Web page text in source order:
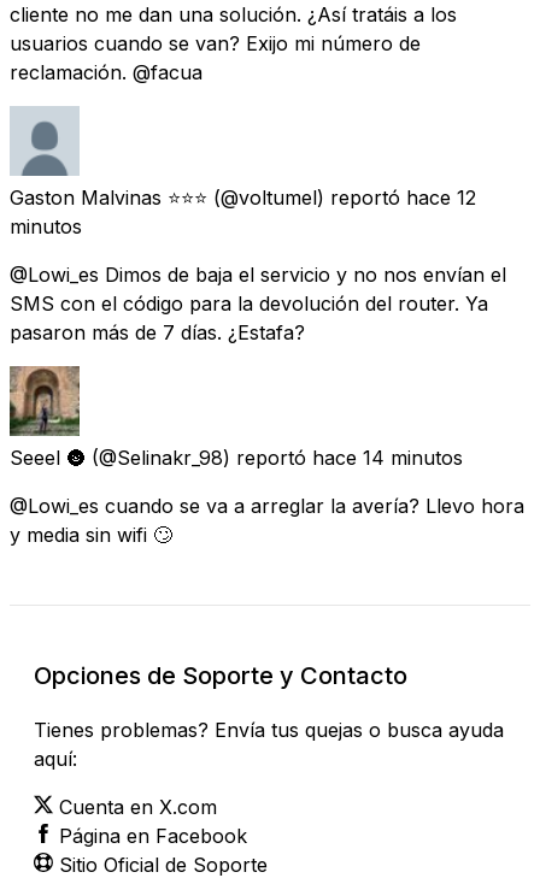
cliente no me dan una solución. ¿Así tratáis a los
usuarios cuando se van? Exijo mi número de
reclamación. @facua
Gaston Malvinas ⭐️⭐️⭐️ (@voltumel) reportó hace 12
minutos
@Lowi_es Dimos de baja el servicio y no nos envían el
SMS con el código para la devolución del router. Ya
pasaron más de 7 días. ¿Estafa?
Seeel 🌚 (@Selinakr_98) reportó hace 14 minutos
@Lowi_es cuando se va a arreglar la avería? Llevo hora
y media sin wifi 🙄
Opciones de Soporte y Contacto
Tienes problemas? Envía tus quejas o busca ayuda
aquí:
Cuenta en X.com
Página en Facebook
Sitio Oficial de Soporte